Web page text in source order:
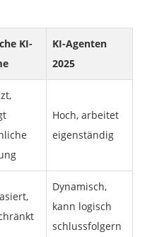
KI-
KI-Agenten
2025
Hoch, arbeitet
eigenständig
Dynamisch,
kann logisch
schlussfolgern